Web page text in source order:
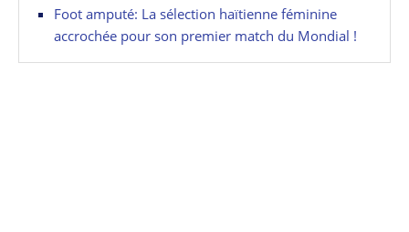
Foot amputé: La sélection haïtienne féminine
accrochée pour son premier match du Mondial !